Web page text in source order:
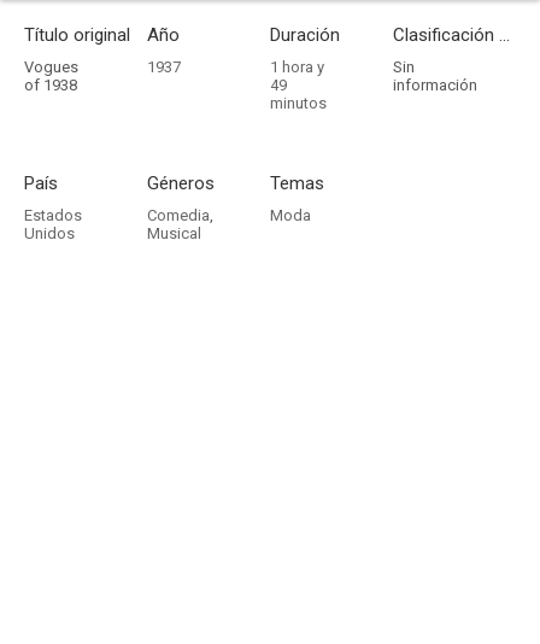
Título original
Vogues
of 1938
Año
1937
Duración
1 hora y
49
minutos
Clasificación por edades
Sin
información
País
Estados
Unidos
Géneros
Comedia,
Musical
Temas
Moda